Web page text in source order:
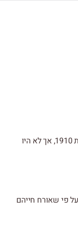
הגן הוקם בשכונת הדר הכרמל שנוסדה ב-1920. (בתים ראשונים בשכונת הדר של היום נבנו כבר בשנת 1910, אך לא היו
פי שאורח חייהם